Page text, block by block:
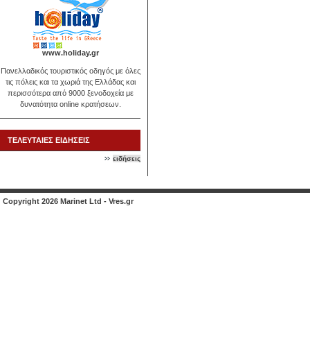
www.holiday.gr
Πανελλαδικός τουριστικός οδηγός με όλες
τις πόλεις και τα χωριά της Ελλάδας και
περισσότερα από 9000 ξενοδοχεία με
δυνατότητα online κρατήσεων.
ΤΕΛΕΥΤΑΙΕΣ ΕΙΔΗΣΕΙΣ
ειδήσεις
Copyright 2026 Marinet Ltd - Vres.gr